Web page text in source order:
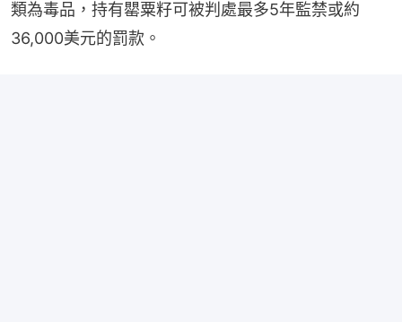
類為毒品，持有罌粟籽可被判處最多5年監禁或約
36,000美元的罰款。